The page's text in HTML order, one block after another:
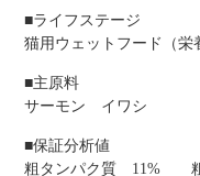
■ライフステージ
猫用ウェットフード（栄
■主原料
サーモン イワシ
■保証分析値
粗タンパク質 11%